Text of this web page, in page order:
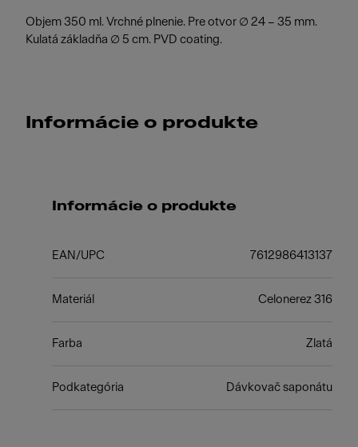
Objem 350 ml. Vrchné plnenie. Pre otvor ∅ 24 – 35 mm.
Kulatá základňa ∅ 5 cm. PVD coating.
Informácie o produkte
Informácie o produkte
EAN/UPC 7612986413137
Materiál Celonerez 316
Farba Zlatá
Podkategória Dávkovač saponátu